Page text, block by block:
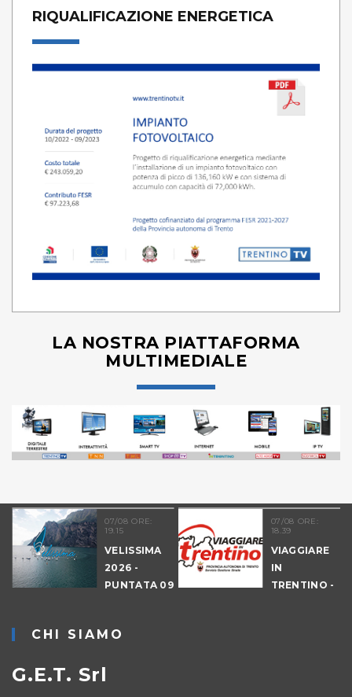
RIQUALIFICAZIONE ENERGETICA
LA NOSTRA PIATTAFORMA
MULTIMEDIALE
07/08 ORE:
19.15
VELISSIMA
2026 -
PUNTATA 09
LEVICO
07/08 ORE:
18.39
VIAGGIARE
IN
TRENTINO -
CHI SIAMO
G.E.T. Srl